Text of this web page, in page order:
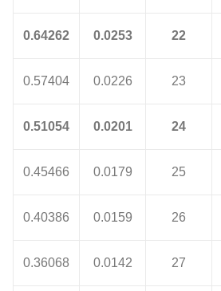
0.64262 0.0253 22
0.57404 0.0226 23
0.51054 0.0201 24
0.45466 0.0179 25
0.40386 0.0159 26
0.36068 0.0142 27